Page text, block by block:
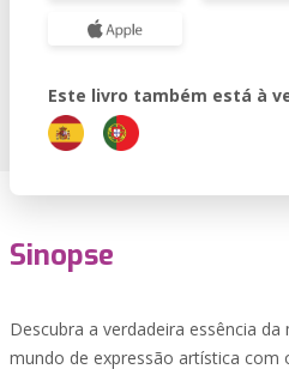
Este livro também está à
Sinopse
Descubra a verdadeira essência
mundo de expressão artística com